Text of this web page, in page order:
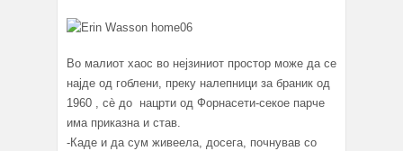
Во малиот хаос во нејзиниот простор може да се
најде од гоблени, преку налепници за браник од
1960 , сè до нацрти од Форнасети-секое парче
има приказна и став.
-Каде и да сум живеела, досега, почнував со